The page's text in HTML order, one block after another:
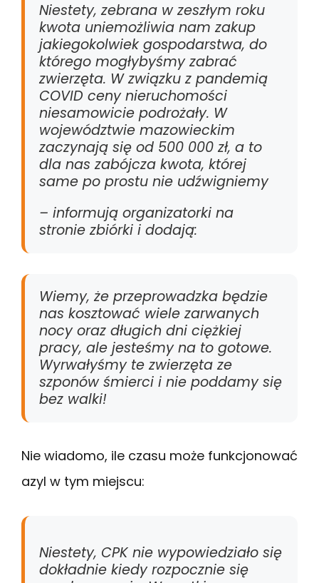
Niestety, zebrana w zeszłym roku
kwota uniemożliwia nam zakup
jakiegokolwiek gospodarstwa, do
którego mogłybyśmy zabrać
zwierzęta. W związku z pandemią
COVID ceny nieruchomości
niesamowicie podrożały. W
województwie mazowieckim
zaczynają się od 500 000 zł, a to
dla nas zabójcza kwota, której
same po prostu nie udźwigniemy
– informują organizatorki na
stronie zbiórki i dodają:
Wiemy, że przeprowadzka będzie
nas kosztować wiele zarwanych
nocy oraz długich dni ciężkiej
pracy, ale jesteśmy na to gotowe.
Wyrwałyśmy te zwierzęta ze
szponów śmierci i nie poddamy się
bez walki!
Nie wiadomo, ile czasu może funkcjonować
azyl w tym miejscu:
Niestety, CPK nie wypowiedziało się
dokładnie kiedy rozpocznie się